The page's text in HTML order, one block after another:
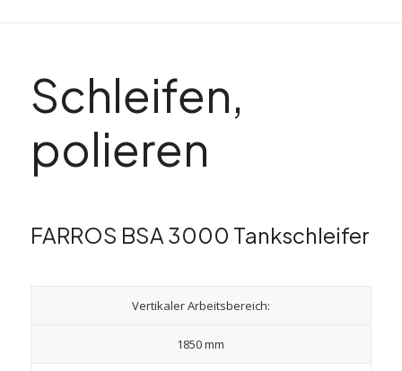
Schleifen,
polieren
FARROS BSA 3000 Tankschleifer
Vertikaler Arbeitsbereich:
1850 mm